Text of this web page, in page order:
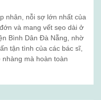
nhân, nỗi sợ lớn nhất của
và mang vết sẹo dài ở
Bình Dân Đà Nẵng, nhờ
tận tình của các bác sĩ,
mà hoàn toàn